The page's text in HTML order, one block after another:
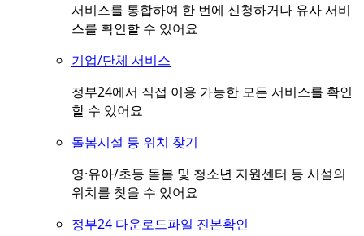
서비스를 통합하여 한 번에 신청하거나 유사 서비
스를 확인할 수 있어요
기업/단체 서비스
정부24에서 직접 이용 가능한 모든 서비스를 확인
할 수 있어요
돌봄시설 등 위치 찾기
영·유아/초등 돌봄 및 청소년 지원센터 등 시설의
위치를 찾을 수 있어요
정부24 다운로드파일 진본확인